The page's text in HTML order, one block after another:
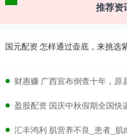
推荐资
国元配资 怎样通过壶底，来挑选
财惠赚 广西宣布倒查十年，原
盈股配资 国庆中秋假期全国快
汇丰鸿利 肌营养不良_患者_肌